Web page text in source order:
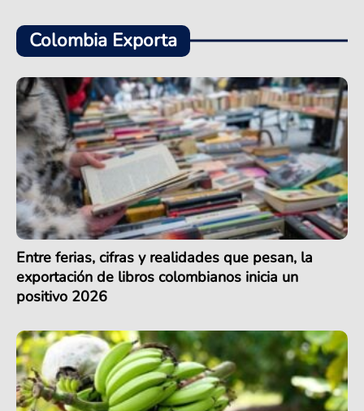
Colombia Exporta
Entre ferias, cifras y realidades que pesan, la
exportación de libros colombianos inicia un
positivo 2026